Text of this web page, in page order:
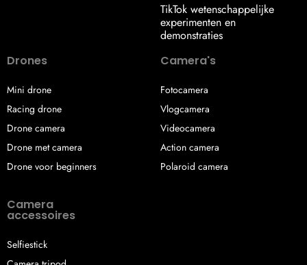
TikTok wetenschappelijke
experimenten en
demonstraties
Drones
Mini drone
Racing drone
Drone camera
Drone met camera
Drone voor beginners
Camera's
Fotocamera
Vlogcamera
Videocamera
Action camera
Polaroid camera
Camera
accessoires
Selfiestick